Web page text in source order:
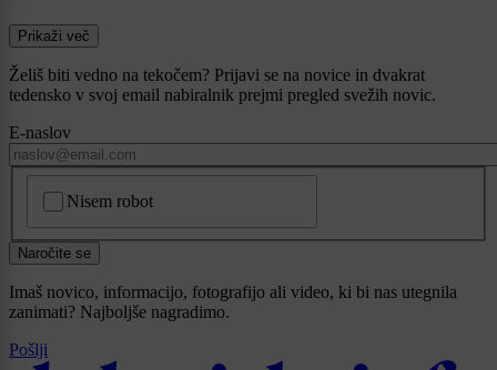
Prikaži več
Želiš biti vedno na tekočem? Prijavi se na novice in dvakrat
tedensko v svoj email nabiralnik prejmi pregled svežih novic.
E-naslov
Nisem robot
Naročite se
Imaš novico, informacijo, fotografijo ali video, ki bi nas utegnila
zanimati? Najboljše nagradimo.
Pošlji